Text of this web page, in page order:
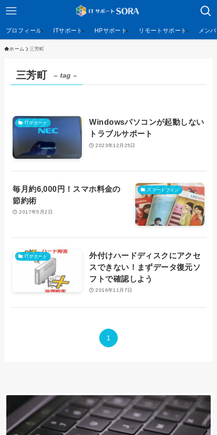
プロフィール ITサポート HPサポート リモートサポート メン
ホーム 三芳町
三芳町 – tag –
ITサポート
Windowsパソコンが起動しない
トラブルサポート
2023年12月25日
スマートフォン
毎月約6,000円！スマホ料金の
節約術
2017年5月2日
ITサポート
外付けハードディスクにアクセ
スできない！まずデータ復元ソ
フトで確認しよう
2016年11月7日
1